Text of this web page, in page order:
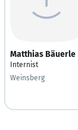
Matthias Bäuerle
Internist
Weinsberg